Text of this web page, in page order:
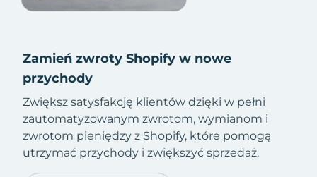
Zamień zwroty Shopify w nowe
przychody
Zwiększ satysfakcję klientów dzięki w pełni
zautomatyzowanym zwrotom, wymianom i
zwrotom pieniędzy z Shopify, które pomogą
utrzymać przychody i zwiększyć sprzedaż.